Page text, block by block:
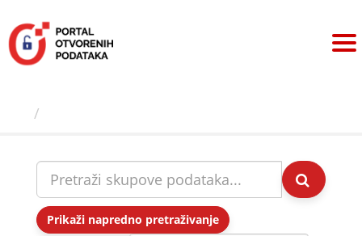
sadržaj
Prikaži napredno pretraživanje